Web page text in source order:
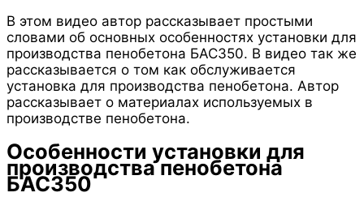
В этом видео автор рассказывает простыми
словами об основных особенностях установки для
производства пенобетона БАС350. В видео так же
рассказывается о том как обслуживается
установка для производства пенобетона. Автор
рассказывает о материалах используемых в
производстве пенобетона.
Особенности установки для
производства пенобетона
БАС350